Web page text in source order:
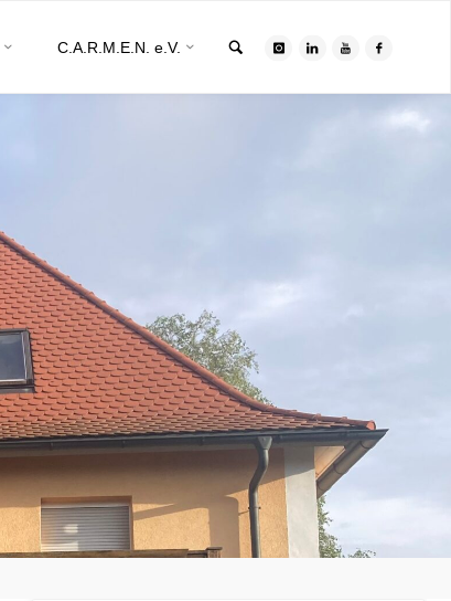
C.A.R.M.E.N. e.V.